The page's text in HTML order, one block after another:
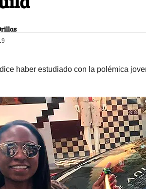
haber estudiado con la polémica